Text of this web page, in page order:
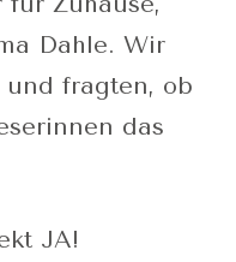
Dahle. Wir
fragten, ob
das
JA!